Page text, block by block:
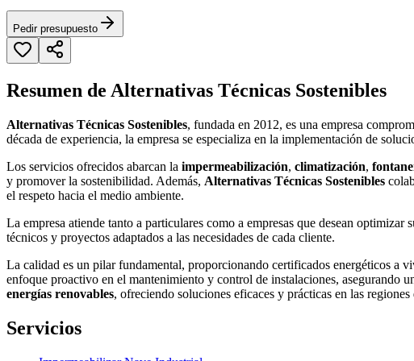
Pedir presupuesto
Resumen de Alternativas Técnicas Sostenibles
Alternativas Técnicas Sostenibles, fundada en 2012, es una empresa
década de experiencia, la empresa se especializa en la implementación de
Los servicios ofrecidos abarcan la impermeabilización, climatización,
y promover la sostenibilidad. Además, Alternativas Técnicas Sostenibles
el respeto hacia el medio ambiente.
La empresa atiende tanto a particulares como a empresas que desean
técnicos y proyectos adaptados a las necesidades de cada cliente.
La calidad es un pilar fundamental, proporcionando certificados energéticos a
enfoque proactivo en el mantenimiento y control de instalaciones, asegurando
energías renovables, ofreciendo soluciones eficaces y prácticas en las regiones
Servicios